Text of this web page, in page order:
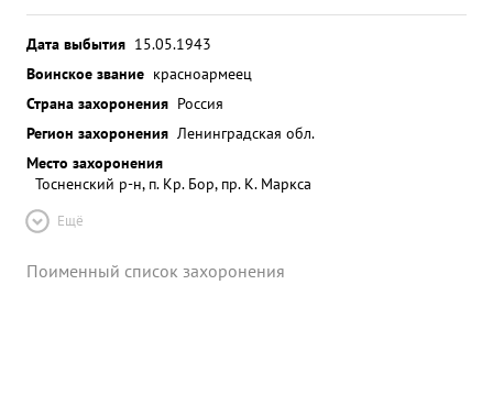
Дата выбытия 15.05.1943
Воинское звание красноармеец
Страна захоронения Россия
Регион захоронения Ленинградская обл.
Место захоронения
Тосненский р-н, п. Кр. Бор, пр. К. Маркса
Ещё
Поименный список захоронения